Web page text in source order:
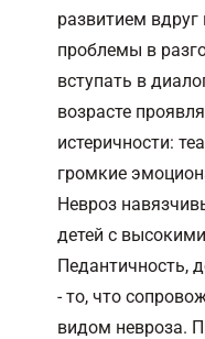
развитием
проблемы в
вступать в
возрасте
истеричности:
громкие
Невроз
детей с
Педантичность,
- то, что
видом невроза.